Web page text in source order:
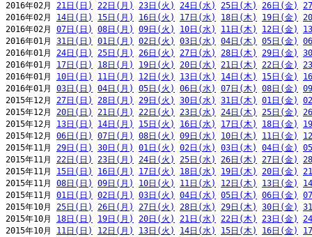
2016年02月 21日(日) 22日(月) 23日(火) 24日(水) 25日(木) 26日(金)
2016年02月 14日(日) 15日(月) 16日(火) 17日(水) 18日(木) 19日(金)
2016年02月 07日(日) 08日(月) 09日(火) 10日(水) 11日(木) 12日(金)
2016年01月 31日(日) 01日(月) 02日(火) 03日(水) 04日(木) 05日(金)
2016年01月 24日(日) 25日(月) 26日(火) 27日(水) 28日(木) 29日(金)
2016年01月 17日(日) 18日(月) 19日(火) 20日(水) 21日(木) 22日(金)
2016年01月 10日(日) 11日(月) 12日(火) 13日(水) 14日(木) 15日(金)
2016年01月 03日(日) 04日(月) 05日(火) 06日(水) 07日(木) 08日(金)
2015年12月 27日(日) 28日(月) 29日(火) 30日(水) 31日(木) 01日(金)
2015年12月 20日(日) 21日(月) 22日(火) 23日(水) 24日(木) 25日(金)
2015年12月 13日(日) 14日(月) 15日(火) 16日(水) 17日(木) 18日(金)
2015年12月 06日(日) 07日(月) 08日(火) 09日(水) 10日(木) 11日(金)
2015年11月 29日(日) 30日(月) 01日(火) 02日(水) 03日(木) 04日(金)
2015年11月 22日(日) 23日(月) 24日(火) 25日(水) 26日(木) 27日(金)
2015年11月 15日(日) 16日(月) 17日(火) 18日(水) 19日(木) 20日(金)
2015年11月 08日(日) 09日(月) 10日(火) 11日(水) 12日(木) 13日(金)
2015年11月 01日(日) 02日(月) 03日(火) 04日(水) 05日(木) 06日(金)
2015年10月 25日(日) 26日(月) 27日(火) 28日(水) 29日(木) 30日(金)
2015年10月 18日(日) 19日(月) 20日(火) 21日(水) 22日(木) 23日(金)
2015年10月 11日(日) 12日(月) 13日(火) 14日(水) 15日(木) 16日(金)